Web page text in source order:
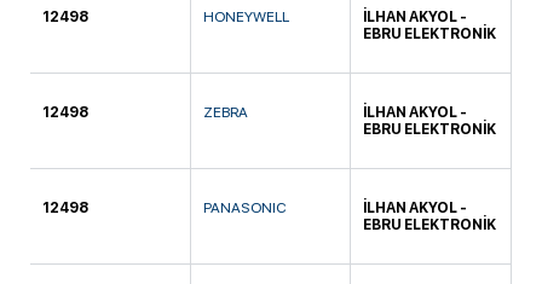
12498 HONEYWELL
İLHAN AKYOL -
EBRU ELEKTRONİK
12498 ZEBRA
İLHAN AKYOL -
EBRU ELEKTRONİK
12498 PANASONIC
İLHAN AKYOL -
EBRU ELEKTRONİK